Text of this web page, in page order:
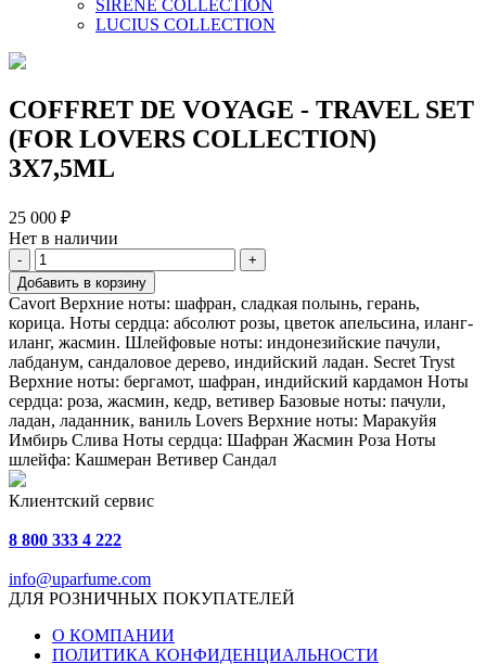
SIRENE COLLECTION
LUCIUS COLLECTION
COFFRET DE VOYAGE - TRAVEL SET
(FOR LOVERS COLLECTION)
3X7,5ML
25 000 ₽
Нет в наличии
-
+
Добавить в корзину
Cavort Верхние ноты: шафран, сладкая полынь, герань,
корица. Ноты сердца: абсолют розы, цветок апельсина, иланг-
иланг, жасмин. Шлейфовые ноты: индонезийские пачули,
лабданум, сандаловое дерево, индийский ладан. Secret Tryst
Верхние ноты: бергамот, шафран, индийский кардамон Ноты
сердца: роза, жасмин, кедр, ветивер Базовые ноты: пачули,
ладан, ладанник, ваниль Lovers Верхние ноты: Маракуйя
Имбирь Слива Ноты сердца: Шафран Жасмин Роза Ноты
шлейфа: Кашмеран Ветивер Сандал
Клиентский сервис
8 800 333 4 222
info@uparfume.com
ДЛЯ РОЗНИЧНЫХ ПОКУПАТЕЛЕЙ
О КОМПАНИИ
ПОЛИТИКА КОНФИДЕНЦИАЛЬНОСТИ